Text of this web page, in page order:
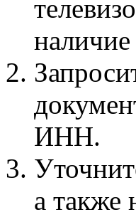
ИНН.
а также